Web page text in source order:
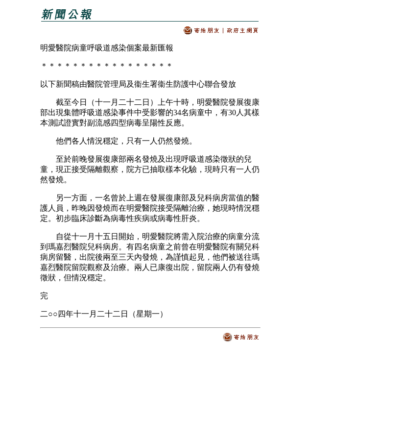
明愛醫院病童呼吸道感染個案最新匯報
＊＊＊＊＊＊＊＊＊＊＊＊＊＊＊＊＊
以下新聞稿由醫院管理局及衞生署衞生防護中心聯合發放
截至今日（十一月二十二日）上午十時，明愛醫院發展復康
部出現集體呼吸道感染事件中受影響的34名病童中，有30人其樣
本測試證實對副流感四型病毒呈陽性反應。
他們各人情況穩定，只有一人仍然發燒。
至於前晚發展復康部兩名發燒及出現呼吸道感染徵狀的兒
童，現正接受隔離觀察，院方已抽取樣本化驗，現時只有一人仍
然發燒。
另一方面，一名曾於上週在發展復康部及兒科病房當值的醫
護人員，昨晚因發燒而在明愛醫院接受隔離治療，她現時情況穩
定。初步臨床診斷為病毒性疾病或病毒性肝炎。
自從十一月十五日開始，明愛醫院將需入院治療的病童分流
到瑪嘉烈醫院兒科病房。有四名病童之前曾在明愛醫院有關兒科
病房留醫，出院後兩至三天內發燒，為謹慎起見，他們被送往瑪
嘉烈醫院留院觀察及治療。兩人已康復出院，留院兩人仍有發燒
徵狀，但情況穩定。
完
二○○四年十一月二十二日（星期一）